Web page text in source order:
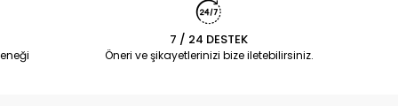
7 / 24 DESTEK
Öneri ve şikayetlerinizi bize iletebilirsiniz.